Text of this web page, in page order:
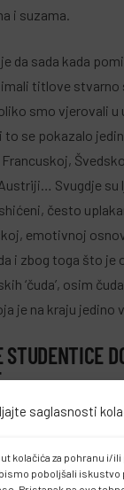
saglasnosti
kolačića za pohranu i/
poboljšali iskustvo
i suzama.
da sada kada
titlove stvarno
smo vjerovali u
to se pokazalo
Svugdje su
često
emotivnoj
i zbog toga što je
‘čuda’, osim
je na kraju jedino
u odnosu na